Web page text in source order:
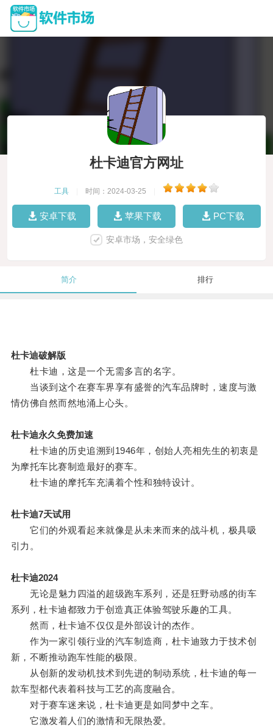
杜卡迪官方网址
工具 时间：2024-03-25
安卓下载 苹果下载 PC下载
安卓市场，安全绿色
简介 排行
杜卡迪破解版
杜卡迪，这是一个无需多言的名字。
当谈到这个在赛车界享有盛誉的汽车品牌时，速度与激
情仿佛自然而然地涌上心头。
杜卡迪永久免费加速
杜卡迪的历史追溯到1946年，创始人亮相先生的初衷是
为摩托车比赛制造最好的赛车。
杜卡迪的摩托车充满着个性和独特设计。
杜卡迪7天试用
它们的外观看起来就像是从未来而来的战斗机，极具吸
引力。
杜卡迪2024
无论是魅力四溢的超级跑车系列，还是狂野动感的街车
系列，杜卡迪都致力于创造真正体验驾驶乐趣的工具。
然而，杜卡迪不仅仅是外部设计的杰作。
作为一家引领行业的汽车制造商，杜卡迪致力于技术创
新，不断推动跑车性能的极限。
从创新的发动机技术到先进的制动系统，杜卡迪的每一
款车型都代表着科技与工艺的高度融合。
对于赛车迷来说，杜卡迪更是如同梦中之车。
它激发着人们的激情和无限热爱。